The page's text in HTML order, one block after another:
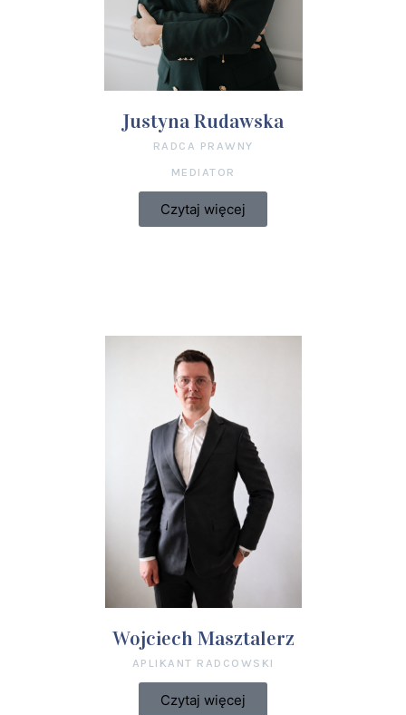
Justyna Rudawska
RADCA PRAWNY
MEDIATOR
Czytaj więcej
Wojciech Masztalerz
APLIKANT RADCOWSKI
Czytaj więcej